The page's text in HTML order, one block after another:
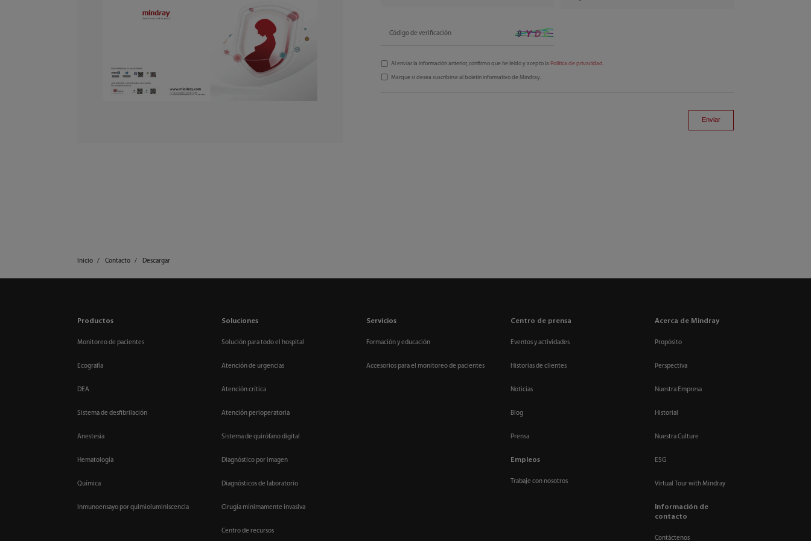
Código de verificación
Al enviar la información anterior, confirmo que he leído y acepto la Política de privacidad.
Marque si desea suscribirse al boletín informativo de Mindray.
Enviar
Inicio Contacto Descargar
Productos
Monitoreo de pacientes
Ecografía
DEA
Sistema de desfibrilación
Anestesia
Hematología
Química
Inmunoensayo por quimioluminiscencia
Soluciones
Solución para todo el hospital
Atención de urgencias
Atención crítica
Atención perioperatoria
Sistema de quirófano digital
Diagnóstico por imagen
Diagnósticos de laboratorio
Cirugía mínimamente invasiva
Centro de recursos
Servicios
Formación y educación
Accesorios para el monitoreo de pacientes
Centro de prensa
Eventos y actividades
Historias de clientes
Noticias
Blog
Prensa
Empleos
Trabaje con nosotros
Acerca de Mindray
Propósito
Perspectiva
Nuestra Empresa
Historial
Nuestra Culture
ESG
Virtual Tour with Mindray
Información de
contacto
Contáctenos